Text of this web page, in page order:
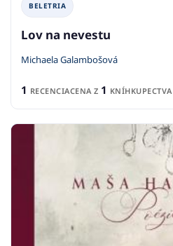
BELETRIA
Lov na nevestu
Michaela Galambošová
1 RECENCIACENA Z 1 KNÍHKUPECTVA